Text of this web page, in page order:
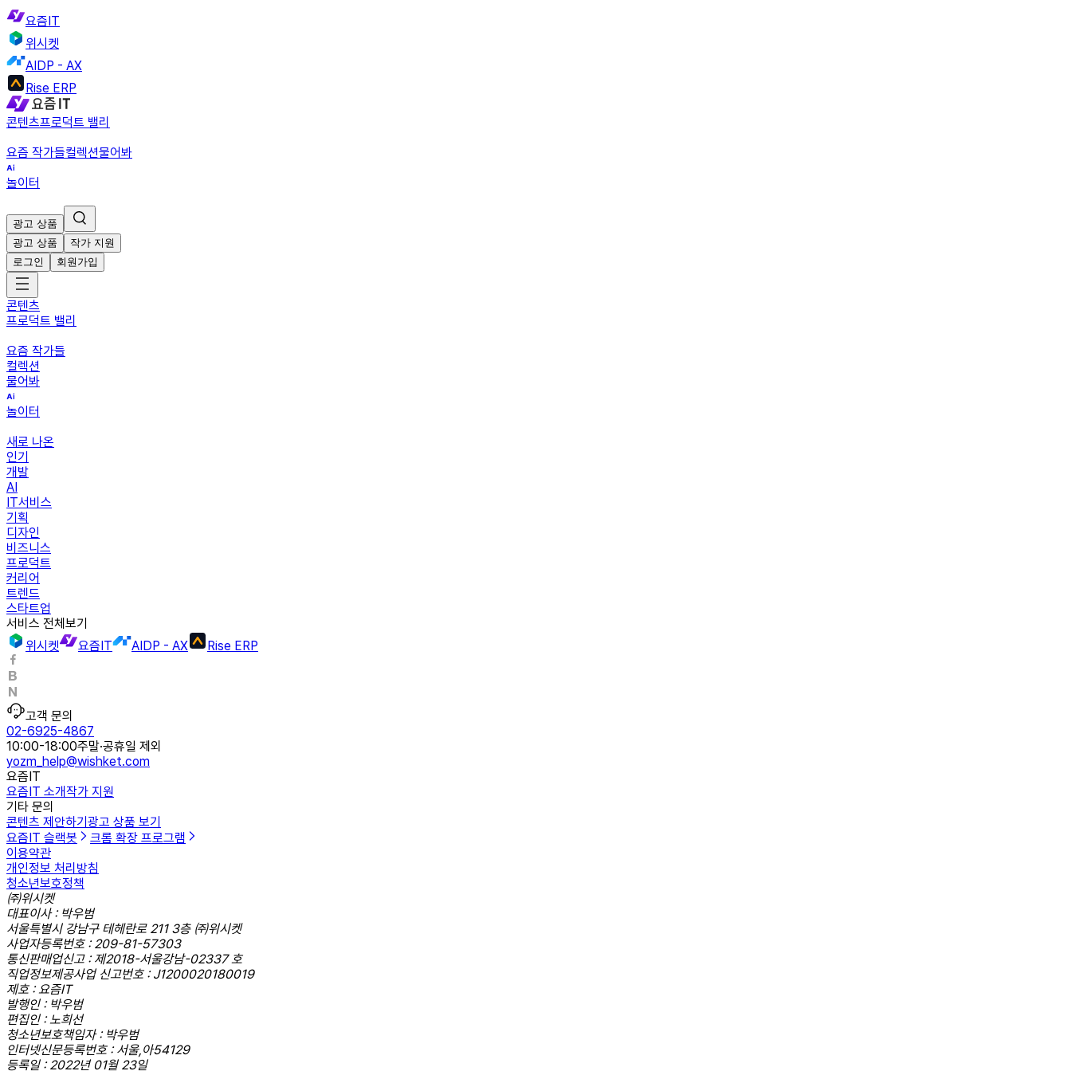
요즘IT
위시켓
AIDP - AX
Rise ERP
콘텐츠프로덕트 밸리
요즘 작가들컬렉션물어봐
놀이터
광고 상품
광고 상품
작가 지원
로그인
회원가입
콘텐츠
프로덕트 밸리
요즘 작가들
컬렉션
물어봐
놀이터
새로 나온
인기
개발
AI
IT서비스
기획
디자인
비즈니스
프로덕트
커리어
트렌드
스타트업
서비스 전체보기
위시켓
요즘IT AIDP - AX Rise ERP
고객 문의
02-6925-4867
10:00-18:00주말·공휴일 제외
yozm_help@wishket.com
요즘IT
요즘IT 소개작가 지원
기타 문의
콘텐츠 제안하기광고 상품 보기
요즘IT 슬랙봇
크롬 확장 프로그램
이용약관
개인정보 처리방침
청소년보호정책
㈜위시켓
대표이사 : 박우범
서울특별시 강남구 테헤란로 211 3층 ㈜위시켓
사업자등록번호 : 209-81-57303
통신판매업신고 : 제2018-서울강남-02337 호
직업정보제공사업 신고번호 : J1200020180019
제호 : 요즘IT
발행인 : 박우범
편집인 : 노희선
청소년보호책임자 : 박우범
인터넷신문등록번호 : 서울,아54129
등록일 : 2022년 01월 23일